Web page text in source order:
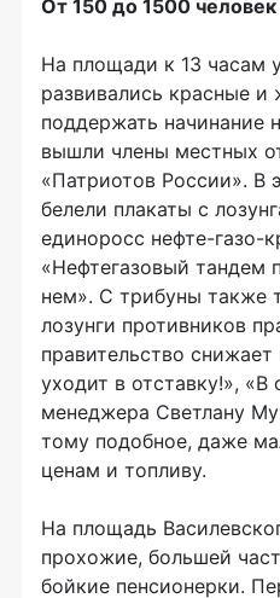
От 150 до 1500 человек
На площади к 13 часам
развивались красные и
поддержать начинание
вышли члены местных
«Патриотов России». В
белели плакаты с
единоросс нефте-газо-
«Нефтегазовый тандем
нем». С трибуны также
лозунги противников
правительство
уходит в отставку!», «В
менеджера Светлану
тому подобное, даже
ценам и топливу.
На площадь
прохожие, большей
бойкие пенсионерки.